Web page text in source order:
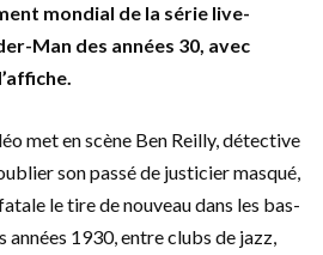
mondial de la série live-
Man des années 30, avec
met en scène Ben Reilly, détective
son passé de justicier masqué,
le tire de nouveau dans les bas-
années 1930, entre clubs de jazz,